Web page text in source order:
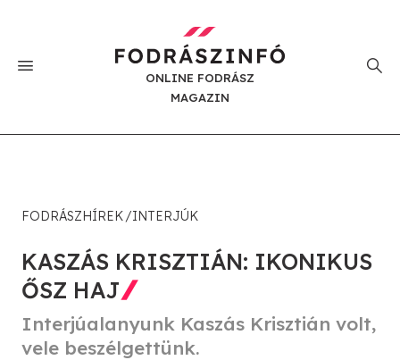
ONLINE FODRÁSZ
MAGAZIN
FODRÁSZHÍREK INTERJÚK
KASZÁS KRISZTIÁN: IKONIKUS
ŐSZ HAJ
Interjúalanyunk Kaszás Krisztián volt,
vele beszélgettünk.